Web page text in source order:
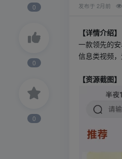
0
0
0
发布于 2月前
【详情介绍】
一款领先的
信息类视频
【资源截图】